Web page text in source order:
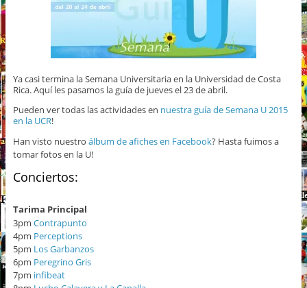
Ya casi termina la Semana Universitaria en la Universidad de Costa
Rica. Aquí les pasamos la guía de jueves el 23 de abril.
Pueden ver todas las actividades en nuestra guía de Semana U 2015
en la UCR!
Han visto nuestro álbum de afiches en Facebook? Hasta fuimos a
tomar fotos en la U!
Conciertos:
Tarima Principal
3pm Contrapunto
4pm Perceptions
5pm Los Garbanzos
6pm Peregrino Gris
7pm infibeat